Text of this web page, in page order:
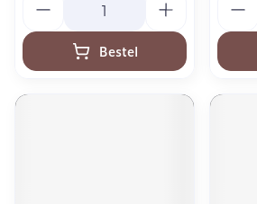
Bestel